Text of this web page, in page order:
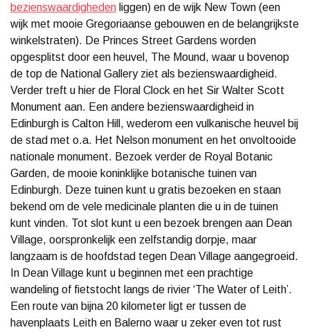
bezienswaardigheden liggen) en de wijk New Town (een
wijk met mooie Gregoriaanse gebouwen en de belangrijkste
winkelstraten). De Princes Street Gardens worden
opgesplitst door een heuvel, The Mound, waar u bovenop
de top de National Gallery ziet als bezienswaardigheid.
Verder treft u hier de Floral Clock en het Sir Walter Scott
Monument aan. Een andere bezienswaardigheid in
Edinburgh is Calton Hill, wederom een vulkanische heuvel bij
de stad met o.a. Het Nelson monument en het onvoltooide
nationale monument. Bezoek verder de Royal Botanic
Garden, de mooie koninklijke botanische tuinen van
Edinburgh. Deze tuinen kunt u gratis bezoeken en staan
bekend om de vele medicinale planten die u in de tuinen
kunt vinden. Tot slot kunt u een bezoek brengen aan Dean
Village, oorspronkelijk een zelfstandig dorpje, maar
langzaam is de hoofdstad tegen Dean Village aangegroeid.
In Dean Village kunt u beginnen met een prachtige
wandeling of fietstocht langs de rivier ‘The Water of Leith’.
Een route van bijna 20 kilometer ligt er tussen de
havenplaats Leith en Balerno waar u zeker even tot rust